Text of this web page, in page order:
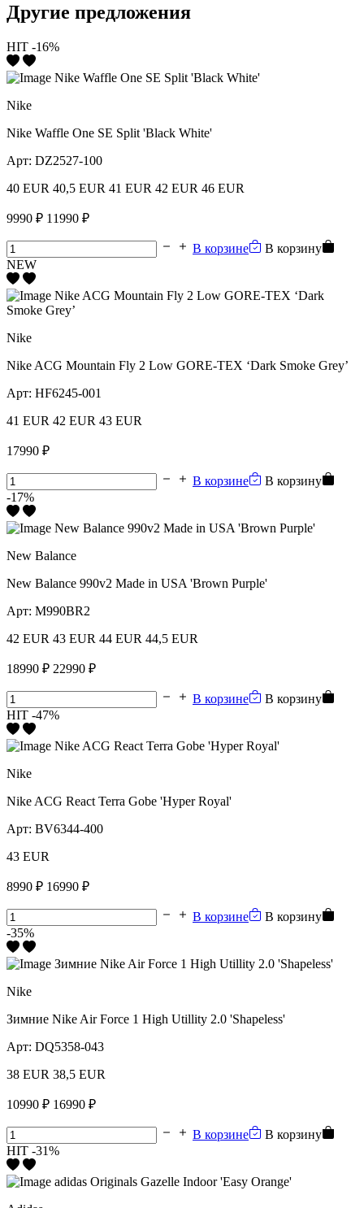
Другие предложения
HIT -16%
Nike
Nike Waffle One SE Split 'Black White'
Арт: DZ2527-100
40 EUR 40,5 EUR 41 EUR 42 EUR 46 EUR
9990 ₽ 11990 ₽
В корзине
В корзину
NEW
Nike
Nike ACG Mountain Fly 2 Low GORE-TEX ‘Dark Smoke Grey’
Арт: HF6245-001
41 EUR 42 EUR 43 EUR
17990 ₽
В корзине
В корзину
-17%
New Balance
New Balance 990v2 Made in USA 'Brown Purple'
Арт: M990BR2
42 EUR 43 EUR 44 EUR 44,5 EUR
18990 ₽ 22990 ₽
В корзине
В корзину
HIT -47%
Nike
Nike ACG React Terra Gobe 'Hyper Royal'
Арт: BV6344-400
43 EUR
8990 ₽ 16990 ₽
В корзине
В корзину
-35%
Nike
Зимние Nike Air Force 1 High Utillity 2.0 'Shapeless'
Арт: DQ5358-043
38 EUR 38,5 EUR
10990 ₽ 16990 ₽
В корзине
В корзину
HIT -31%